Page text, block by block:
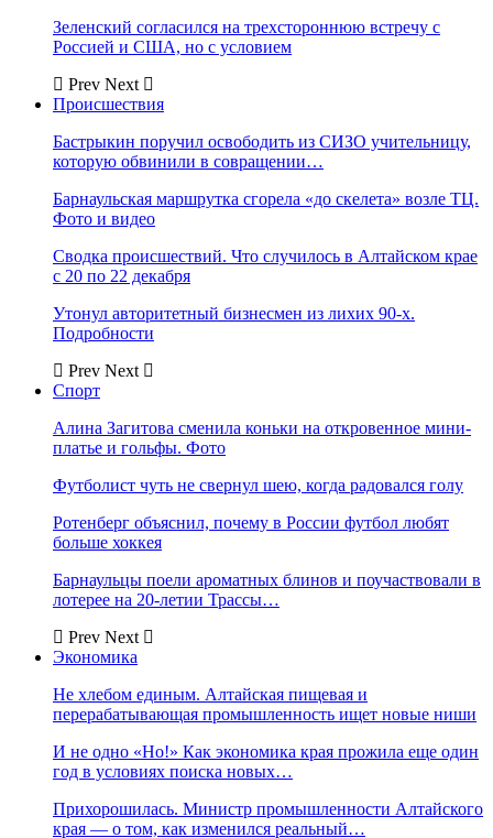
Зеленский согласился на трехстороннюю встречу с
Россией и США, но с условием
Prev Next
Происшествия
Бастрыкин поручил освободить из СИЗО учительницу,
которую обвинили в совращении…
Барнаульская маршрутка сгорела «до скелета» возле ТЦ.
Фото и видео
Сводка происшествий. Что случилось в Алтайском крае
с 20 по 22 декабря
Утонул авторитетный бизнесмен из лихих 90-х.
Подробности
Prev Next
Спорт
Алина Загитова сменила коньки на откровенное мини-
платье и гольфы. Фото
Футболист чуть не свернул шею, когда радовался голу
Ротенберг объяснил, почему в России футбол любят
больше хоккея
Барнаульцы поели ароматных блинов и поучаствовали в
лотерее на 20-летии Трассы…
Prev Next
Экономика
Не хлебом единым. Алтайская пищевая и
перерабатывающая промышленность ищет новые ниши
И не одно «Но!» Как экономика края прожила еще один
год в условиях поиска новых…
Прихорошилась. Министр промышленности Алтайского
края — о том, как изменился реальный…